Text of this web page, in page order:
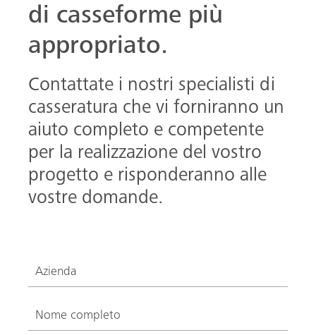
di casseforme più
appropriato.
Contattate i nostri specialisti di
casseratura che vi forniranno un
aiuto completo e competente
per la realizzazione del vostro
progetto e risponderanno alle
vostre domande.